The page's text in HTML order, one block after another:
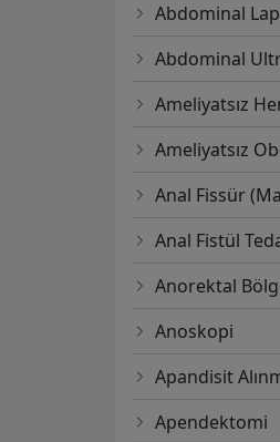
Abdominal
Abdominal
Ameliyatsız
Ameliyatsız
Anal Fissür
Anal Fistül
Anorektal
Anoskopi
Apandisit
Apendektomi